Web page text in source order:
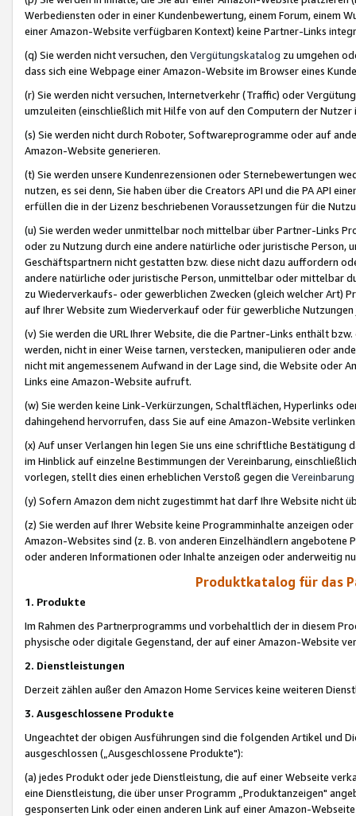
Werbediensten oder in einer Kundenbewertung, einem Forum, einem
einer Amazon-Website verfügbaren Kontext) keine Partner-Links
(q) Sie werden nicht versuchen, den Vergütungskatalog zu umgehen
dass sich eine Webpage einer Amazon-Website im Browser eines
(r) Sie werden nicht versuchen, Internetverkehr (Traffic) oder
umzuleiten (einschließlich mit Hilfe von auf den Computern der
(s) Sie werden nicht durch Roboter, Softwareprogramme oder auf
Amazon-Website generieren.
(t) Sie werden unsere Kundenrezensionen oder Sternebewertungen
nutzen, es sei denn, Sie haben über die Creators API und die PA API
erfüllen die in der Lizenz beschriebenen Voraussetzungen für die
(u) Sie werden weder unmittelbar noch mittelbar über Partner-Links
oder zu Nutzung durch eine andere natürliche oder juristische
Geschäftspartnern nicht gestatten bzw. diese nicht dazu auffordern
andere natürliche oder juristische Person, unmittelbar oder mittelbar
zu Wiederverkaufs- oder gewerblichen Zwecken (gleich welcher Art)
auf Ihrer Website zum Wiederverkauf oder für gewerbliche
(v) Sie werden die URL Ihrer Website, die die Partner-Links enthält
werden, nicht in einer Weise tarnen, verstecken, manipulieren oder
nicht mit angemessenem Aufwand in der Lage sind, die Website oder
Links eine Amazon-Website aufruft.
(w) Sie werden keine Link-Verkürzungen, Schaltflächen, Hyperlinks
dahingehend hervorrufen, dass Sie auf eine Amazon-Website
(x) Auf unser Verlangen hin legen Sie uns eine schriftliche
im Hinblick auf einzelne Bestimmungen der Vereinbarung,
vorlegen, stellt dies einen erheblichen Verstoß gegen die Vereinbarung
(y) Sofern Amazon dem nicht zugestimmt hat darf Ihre Website nicht
(z) Sie werden auf Ihrer Website keine Programminhalte anzeigen
Amazon-Websites sind (z. B. von anderen Einzelhändlern
oder anderen Informationen oder Inhalte anzeigen oder anderweitig
Produktkatalog für das
1. Produkte
Im Rahmen des Partnerprogramms und vorbehaltlich der in diesem
physische oder digitale Gegenstand, der auf einer Amazon-Website
2. Dienstleistungen
Derzeit zählen außer den Amazon Home Services keine weiteren
3. Ausgeschlossene Produkte
Ungeachtet der obigen Ausführungen sind die folgenden Artikel und
ausgeschlossen („Ausgeschlossene Produkte"):
(a) jedes Produkt oder jede Dienstleistung, die auf einer Webseite
eine Dienstleistung, die über unser Programm „Produktanzeigen"
gesponserten Link oder einen anderen Link auf einer Amazon-